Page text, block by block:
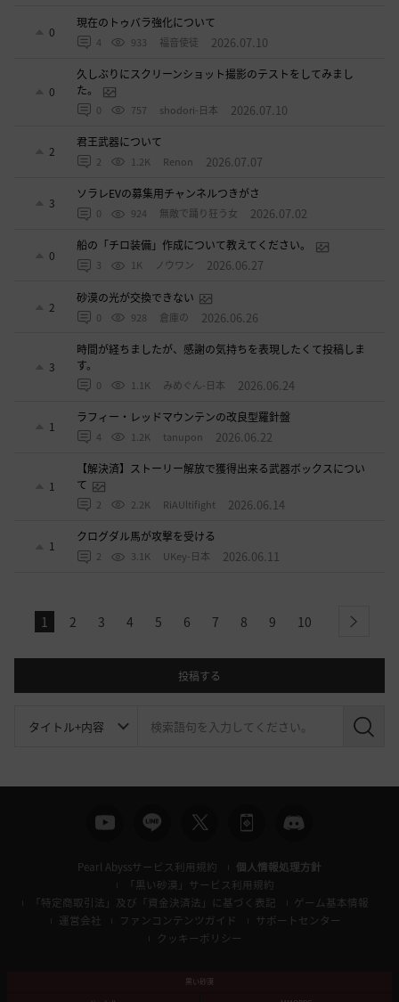
0
現在のトゥバラ強化について
4 933 福音使徒 2026.07.10
0
久しぶりにスクリーンショット撮影のテストをしてみまし
た。
0 757 shodori-日本 2026.07.10
2
君王武器について
2 1.2K Renon 2026.07.07
3
ソラレEVの募集用チャンネルつきがさ
0 924 無敵で踊り狂う女 2026.07.02
0
船の「チロ装備」作成について教えてください。
3 1K ノウワン 2026.06.27
2
砂漠の光が交換できない
0 928 倉庫の 2026.06.26
3
時間が経ちましたが、感謝の気持ちを表現したくて投稿しま
す。
0 1.1K みめぐん-日本 2026.06.24
1
ラフィー・レッドマウンテンの改良型羅針盤
4 1.2K tanupon 2026.06.22
1
【解決済】ストーリー解放で獲得出来る武器ボックスについ
て
2 2.2K RiAUltifight 2026.06.14
1
クログダル馬が攻撃を受ける
2 3.1K UKey-日本 2026.06.11
1 2 3 4 5 6 7 8 9 10 next
投稿する
検
Pearl Abyssサービス利用規約
個人情報処理方針
「黒い砂漠」サービス利用規約
「特定商取引法」及び「資金決済法」に基づく表記
ゲーム基本情報
運営会社
ファンコンテンツガイド
サポートセンター
クッキーポリシー
黒い砂漠